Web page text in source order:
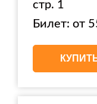
стр. 1
Билет: от